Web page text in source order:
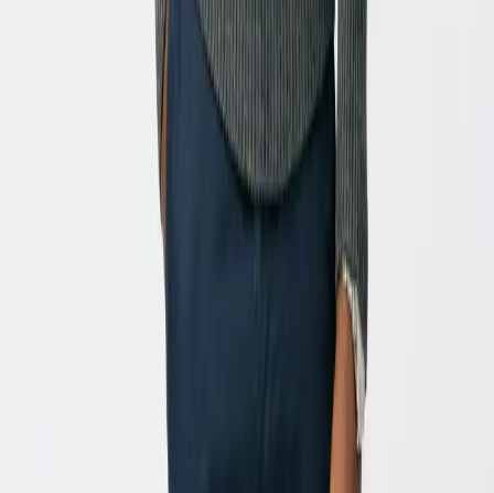
A nossa ferramenta foi desenhada especificamente para
isso. Ao ativar a opção 'Transformar imagens em vídeos
de IA', a nossa tecnologia não só anima a sua imagem
como a converte num clipe de vídeo completo, usando
modelos avançados (Base, Pro ou Ultra) para criar
movimento e profundidade de forma mais envolvente.
O que faz a opção 'Aplicar transferência de estilo'?
Esta é uma funcionalidade poderosa que transforma a
estética da sua imagem original para corresponder a um
estilo artístico selecionado (como Ghibli, Píxel Arte,
Esboço). É uma ótima maneira de dar um visual
completamente novo e criativo à sua animação. Esta
opção tem um custo adicional de 16 créditos por
Qual é a diferença entre os modelos de geração de vídeo